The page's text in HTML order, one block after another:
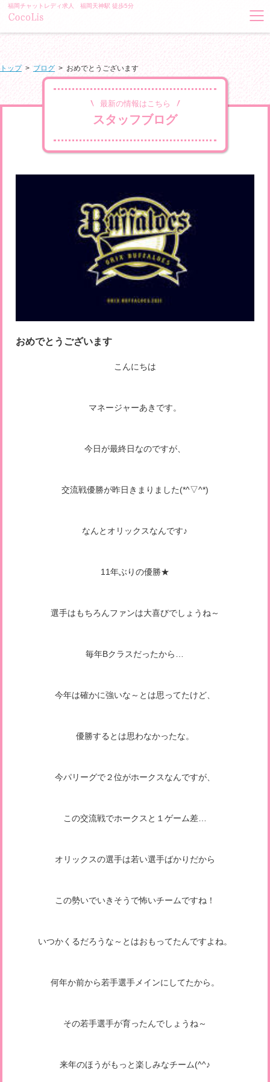
福岡チャットレディ求人 福岡天神駅 徒歩5分
トップ> ブログ > おめでとうございます
最新の情報はこちら
スタッフブログ
おめでとうございます
こんにちは
マネージャーあきです。
今日が最終日なのですが、
交流戦優勝が昨日きまりました(*^▽^*)
なんとオリックスなんです♪
11年ぶりの優勝★
選手はもちろんファンは大喜びでしょうね～
毎年Bクラスだったから…
今年は確かに強いな～とは思ってたけど、
優勝するとは思わなかったな。
今パリーグで２位がホークスなんですが、
この交流戦でホークスと１ゲーム差…
オリックスの選手は若い選手ばかりだから
この勢いでいきそうで怖いチームですね！
いつかくるだろうな～とはおもってたんですよね。
何年か前から若手選手メインにしてたから。
その若手選手が育ったんでしょうね～
来年のほうがもっと楽しみなチーム(^^♪